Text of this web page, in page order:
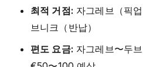
최적 거점: 자그레브（픽
브니크（반납）
편도 요금: 자그레브〜두